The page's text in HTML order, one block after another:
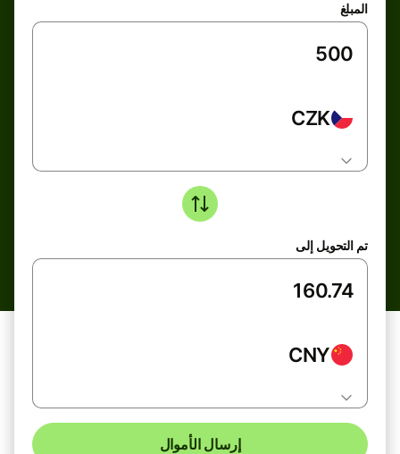
المبلغ
CZK
تم التحويل إلى
CNY
إرسال الأموال